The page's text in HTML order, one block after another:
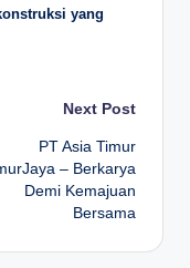
yang
Next Post
PT Asia Timur
– Berkarya
Demi Kemajuan
Bersama